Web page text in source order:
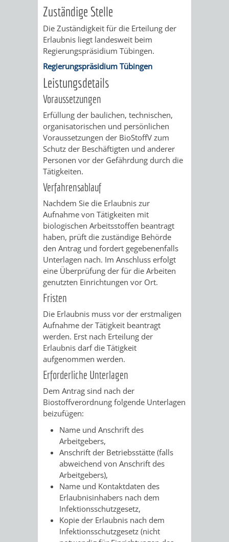
SOZIALE
AMT
VERMESSUNG,
Zuständige Stelle
Die Zuständigkeit für die Erteilung der
Erlaubnis liegt landesweit beim
Regierungspräsidium Tübingen.
Regierungspräsidium Tübingen
Leistungsdetails
Voraussetzungen
Erfüllung der baulichen, technischen,
organisatorischen und persönlichen
Voraussetzungen der BioStoffV zum
Schutz der Beschäftigten und anderer
Personen vor der Gefährdung durch die
Tätigkeiten.
Verfahrensablauf
Nachdem Sie die Erlaubnis zur
Aufnahme von Tätigkeiten mit
biologischen Arbeitsstoffen beantragt
haben, prüft die zuständige Behörde
den Antrag und fordert gegebenenfalls
Unterlagen nach. Im Anschluss erfolgt
eine Überprüfung der für die Arbeiten
genutzten Einrichtungen vor Ort.
Fristen
Die Erlaubnis muss vor der erstmaligen
Aufnahme der Tätigkeit beantragt
werden. Erst nach Erteilung der
Erlaubnis darf die Tätigkeit
aufgenommen werden.
Erforderliche Unterlagen
Dem Antrag sind nach der
Biostoffverordnung folgende Unterlagen
beizufügen:
Name und Anschrift des
Arbeitgebers,
Anschrift der Betriebsstätte (falls
abweichend von Anschrift des
Arbeitgebers),
Name und Kontaktdaten des
Erlaubnisinhabers nach dem
Infektionsschutzgesetz,
Kopie der Erlaubnis nach dem
Infektionsschutzgesetz (nicht